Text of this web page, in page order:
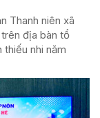
Thanh niên xã
địa bàn tổ
nhi năm